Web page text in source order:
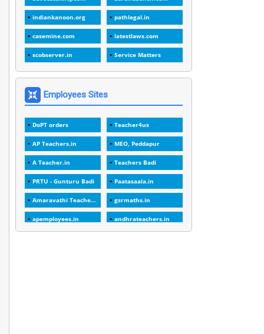
1988 1
1989 1
20 Years 1
2000
2005
2023 1
2025-26
30days
45 Years 3
45 Years Age 1
5 Years Service 1
5%
indiankanoon.org pathlegal.in
casemine.com latestlaws.com
scobserver.in Service Matters
Employees Sites
DoPT orders Teacher4us
AP Teachers.in MEO, Peddapur
A Teacher.in Teachers Badi
PRTU - Gunturu Badi Paatasaala.in
Amaravathi Teacher.com gsrmaths.in
apemployees.in andhrateachers.in